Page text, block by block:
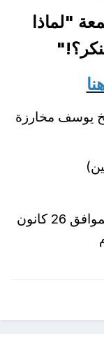
"لماذا
!
"
يوسف مخارزة
الجمعة، 06 رجب المحرم 1447هـ الموافق 26 كانون